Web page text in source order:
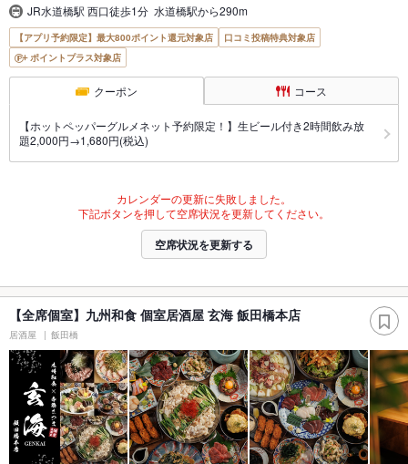
JR水道橋駅 西口徒歩1分 水道橋駅から290m
【アプリ予約限定】最大800ポイント還元対象店
口コミ投稿特典対象店
ポイントプラス対象店
クーポン コース
【ホットペッパーグルメネット予約限定！】生ビール付き2時間飲み放
題2,000円→1,680円(税込)
カレンダーの更新に失敗しました。
下記ボタンを押して空席状況を更新してください。
空席状況を更新する
【全席個室】九州和食 個室居酒屋 玄海 飯田橋本店
居酒屋 飯田橋